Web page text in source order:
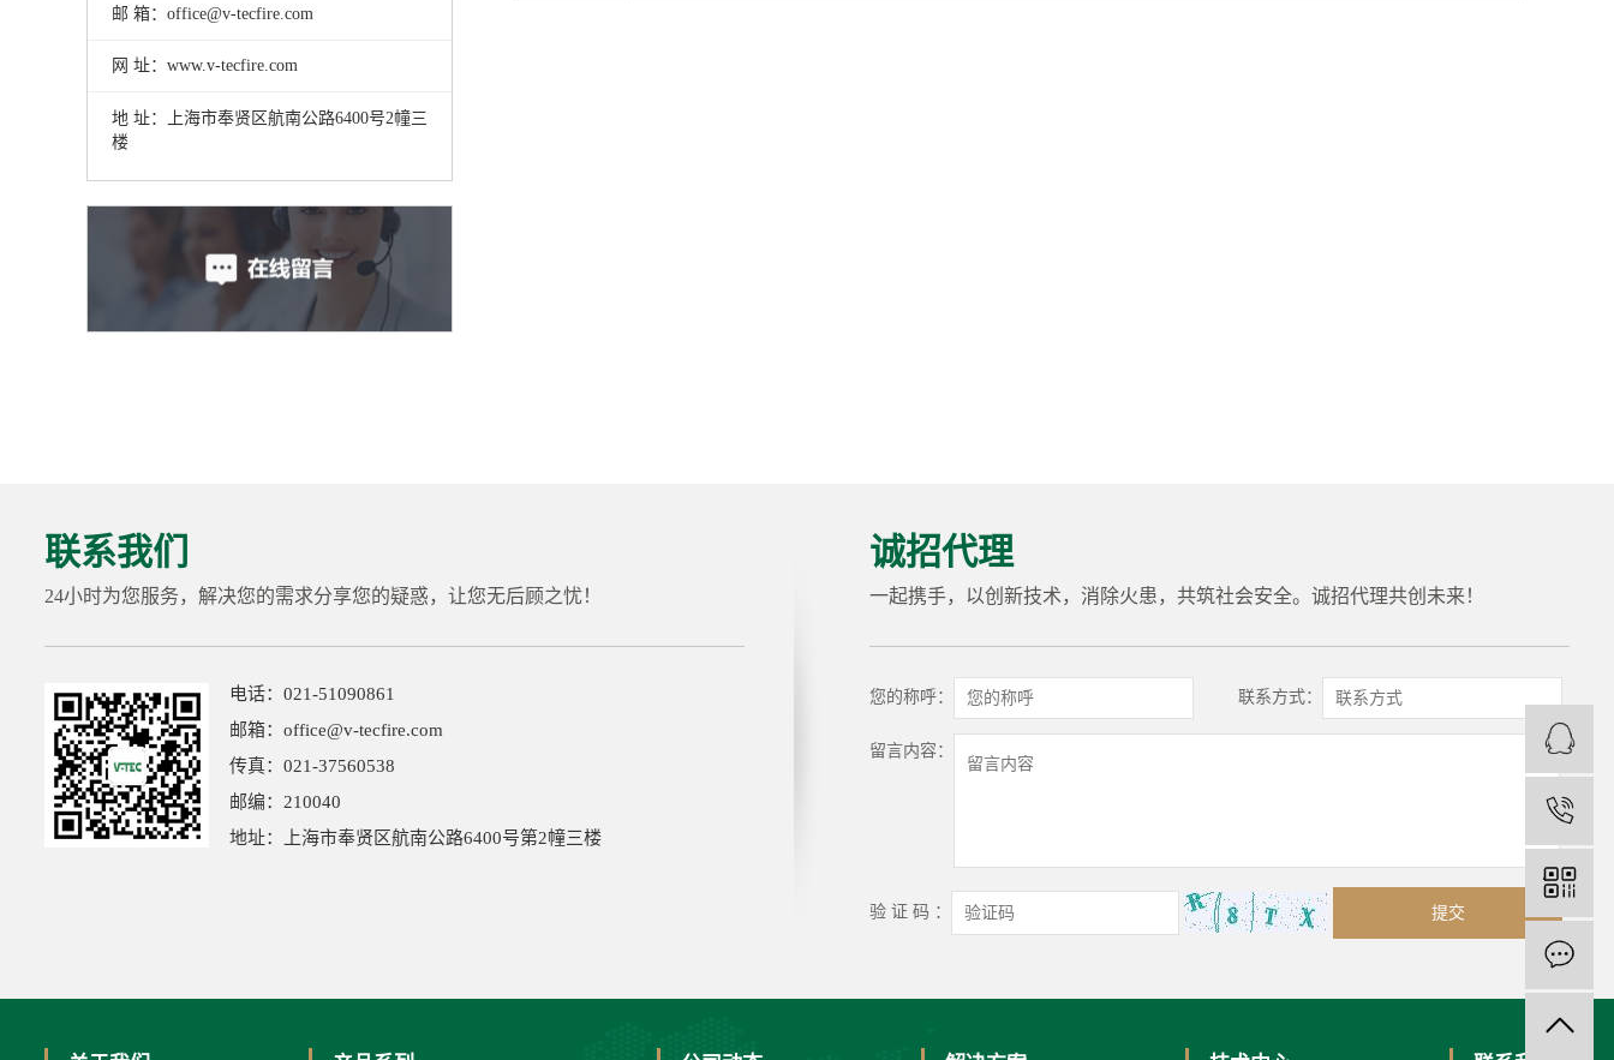
邮 箱：office@v-tecfire.com
网 址：www.v-tecfire.com
地 址：上海市奉贤区航南公路6400号2幢三
楼
联系我们
24小时为您服务，解决您的需求分享您的疑惑，让您无后顾之忧！
电话：021-51090861
邮箱：office@v-tecfire.com
传真：021-37560538
邮编：210040
地址：上海市奉贤区航南公路6400号第2幢三楼
诚招代理
一起携手，以创新技术，消除火患，共筑社会安全。诚招代理共创未来！
您的称呼： 联系方式：
留言内容：
验 证 码 ：